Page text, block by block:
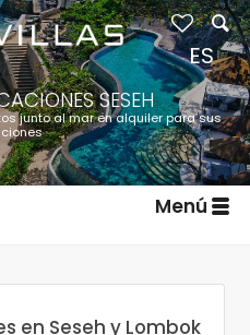
SESEH
junto al mar en alquiler para sus
Menú
en Seseh y Lombok
ES